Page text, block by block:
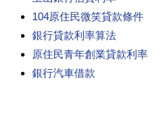
104原住民微笑貸款條件
銀行貸款利率算法
原住民青年創業貸款利率
銀行汽車借款